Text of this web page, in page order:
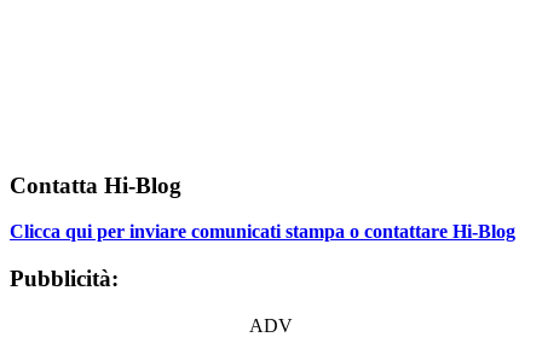
Contatta Hi-Blog
Clicca qui per inviare comunicati stampa o contattare Hi-Blog
Pubblicità:
ADV